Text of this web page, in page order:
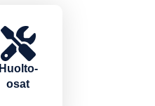
Huolto-
osat